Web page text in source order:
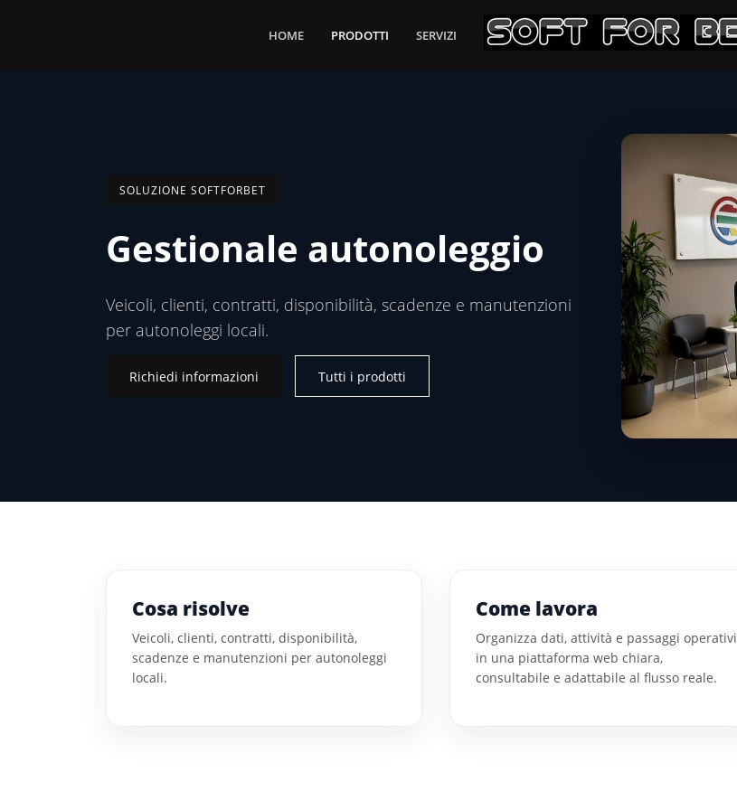
HOME PRODOTTI SERVIZI
SOLUZIONE SOFTFORBET
Gestionale autonoleggio
Veicoli, clienti, contratti, disponibilità, scadenze e manutenzioni
per autonoleggi locali.
Richiedi informazioni Tutti i prodotti
Cosa risolve
Veicoli, clienti, contratti, disponibilità,
scadenze e manutenzioni per autonoleggi
locali.
Come lavora
Organizza dati, attività e passaggi operativi
in una piattaforma web chiara,
consultabile e adattabile al flusso reale.